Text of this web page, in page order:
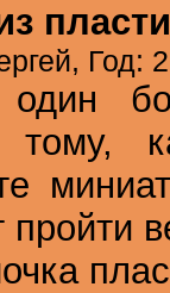
Год:
тому,